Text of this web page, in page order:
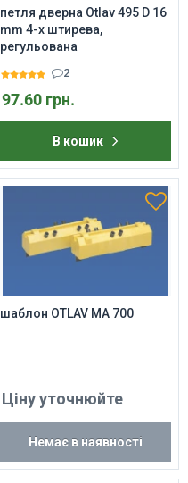
петля дверна Otlav 495 D 16
mm 4-х штирева,
регульована
97.60 грн.
2
В кошик
шаблон OTLAV MA 700
Ціну уточнюйте
Немає в наявності